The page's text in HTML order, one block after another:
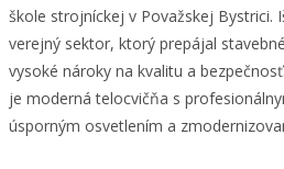
škole strojníckej v Považskej Bystrici.
verejný sektor, ktorý prepájal
vysoké nároky na kvalitu a
je moderná telocvičňa s
úsporným osvetlením a